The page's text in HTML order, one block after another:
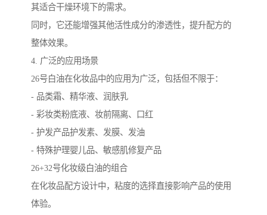
其适合干燥环境下的需求。
同时，它还能增强其他活性成分的渗透性，提升配方的
整体效果。
4. 广泛的应用场景
26号白油在化妆品中的应用为广泛，包括但不限于：
- 品类霜、精华液、润肤乳
- 彩妆类粉底液、妆前隔离、口红
- 护发产品护发素、发膜、发油
- 特殊护理婴儿品、敏感肌修复产品
26+32号化妆级白油的组合
在化妆品配方设计中，粘度的选择直接影响产品的使用
体验。